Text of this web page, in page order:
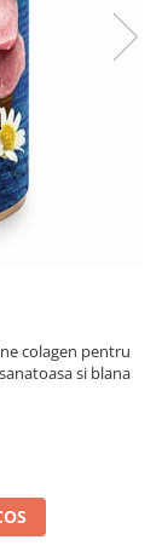
colagen pentru
si blana